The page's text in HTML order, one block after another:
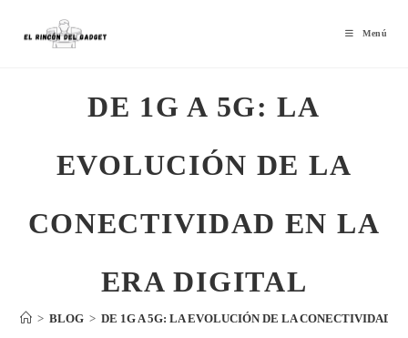
Menú
DE 1G A 5G: LA
EVOLUCIÓN DE LA
CONECTIVIDAD EN LA
ERA DIGITAL
> BLOG > DE 1G A 5G: LA EVOLUCIÓN DE LA CONECTIVIDAD